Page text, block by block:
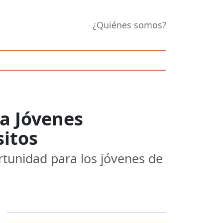
¿Quiénes somos?
Jóvenes
para los jóvenes de